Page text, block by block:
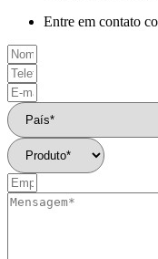
Entre em contato